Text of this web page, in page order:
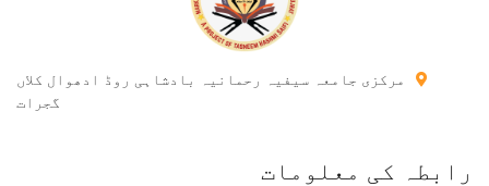
مرکزی جامعہ سیفیہ رحمانیہ بادشاہی روڈ ادھوال کلاں
گجرات
رابطہ کی معلومات